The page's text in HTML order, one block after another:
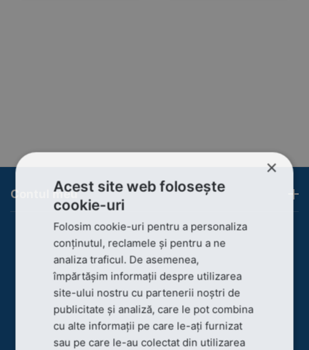
Contul meu
×
Acest site web folosește
cookie-uri
Folosim cookie-uri pentru a personaliza
conținutul, reclamele și pentru a ne
analiza traficul. De asemenea,
împărtășim informații despre utilizarea
site-ului nostru cu partenerii noștri de
publicitate și analiză, care le pot combina
cu alte informații pe care le-ați furnizat
sau pe care le-au colectat din utilizarea